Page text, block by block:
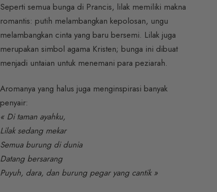
Seperti semua bunga di Prancis, lilak memiliki makna
romantis: putih melambangkan kepolosan, ungu
melambangkan cinta yang baru bersemi. Lilak juga
merupakan simbol agama Kristen; bunga ini dibuat
menjadi untaian untuk menemani para peziarah.
Aromanya yang halus juga menginspirasi banyak
penyair:
« Di taman ayahku,
Lilak sedang mekar
Semua burung di dunia
Datang bersarang
Puyuh, dara, dan burung pegar yang cantik »